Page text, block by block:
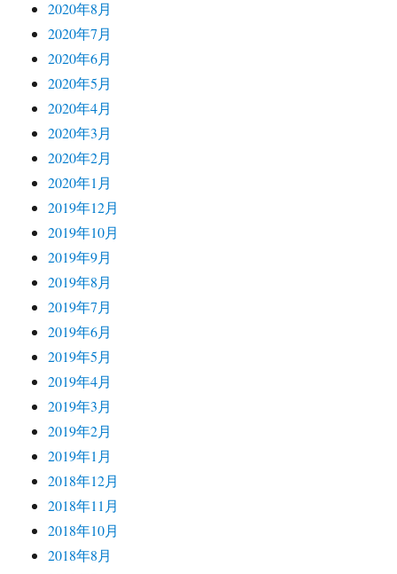
2020年8月
2020年7月
2020年6月
2020年5月
2020年4月
2020年3月
2020年2月
2020年1月
2019年12月
2019年10月
2019年9月
2019年8月
2019年7月
2019年6月
2019年5月
2019年4月
2019年3月
2019年2月
2019年1月
2018年12月
2018年11月
2018年10月
2018年8月